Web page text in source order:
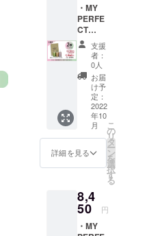
・MY
PERFE
CT
PROTEI
N（750
g）ー２
か月
分ーサ
イト内
選択引
換券 ⇨
任意の
商品を
サイト
からお
選びい
ます。
・
シェー
カー１
支援
者：
0人
お届
け予
定：
2022
年10
月
詳細を見る
こ
の
リ
タ
ー
ン
を
選
択
す
る
8,4
50 円
・MY